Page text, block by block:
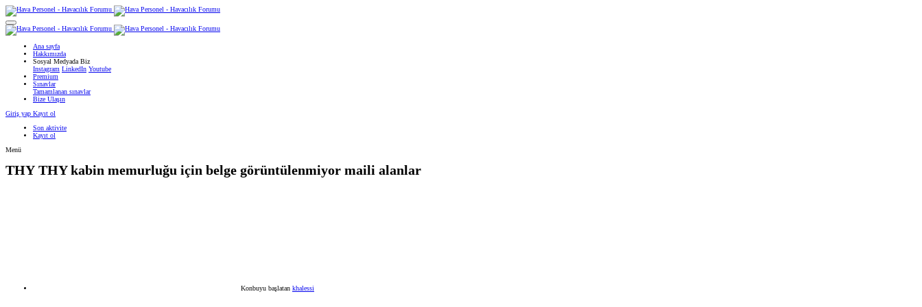
Ana sayfa
Hakkımızda
Sosyal Medyada Biz
Instagram LinkedIn Youtube
Premium
Sınavlar
Tamamlanan sınavlar
Bize Ulaşın
Giriş yap Kayıt ol
Son aktivite
Kayıt ol
Menü
THY THY kabin memurluğu için belge görüntülenmiyor maili alanlar
Konbuyu başlatan khalessi